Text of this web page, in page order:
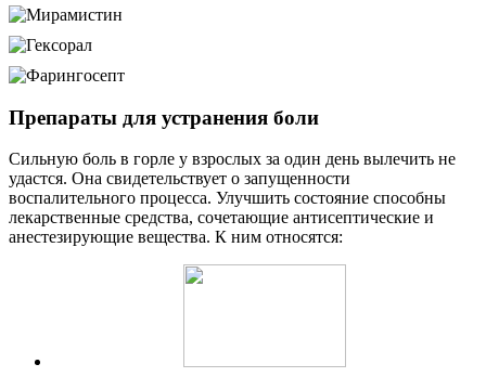
Препараты для устранения боли
Сильную боль в горле у взрослых за один день вылечить не
удастся. Она свидетельствует о запущенности
воспалительного процесса. Улучшить состояние способны
лекарственные средства, сочетающие антисептические и
анестезирующие вещества. К ним относятся: